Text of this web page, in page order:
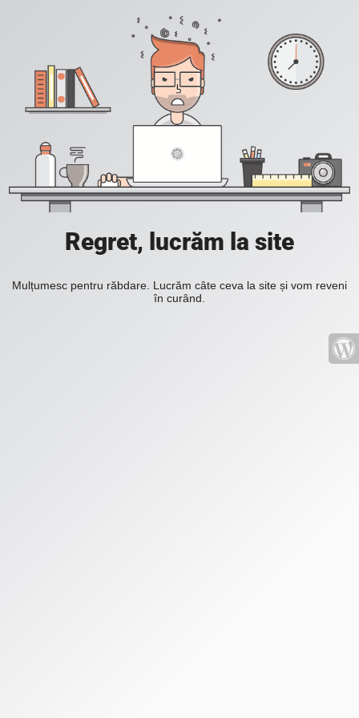
Regret, lucrăm la site
Mulțumesc pentru răbdare. Lucrăm câte ceva la site și vom reveni
în curând.